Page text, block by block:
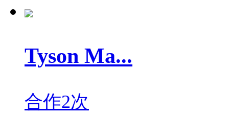
Tyson Ma...
合作2次